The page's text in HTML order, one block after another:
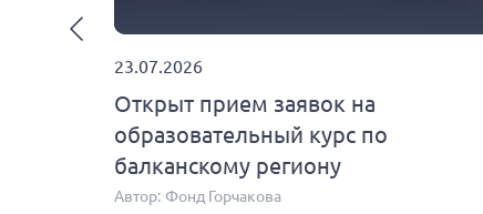
23.07.2026
Открыт прием заявок на
образовательный курс по
балканскому региону
Автор: Фонд Горчакова